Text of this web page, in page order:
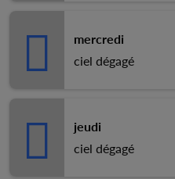
mercredi
ciel dégagé
jeudi
ciel dégagé